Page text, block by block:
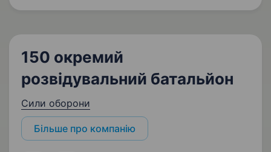
150 окремий
розвідувальний батальйон
Сили оборони
Більше про компанію